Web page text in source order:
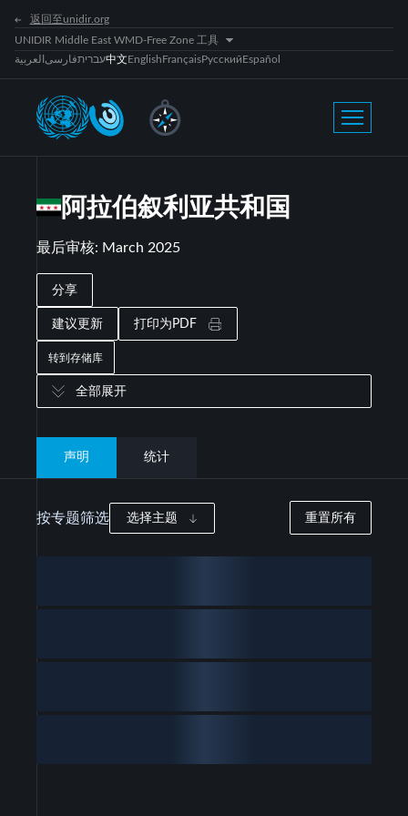
返回至unidir.org
UNIDIR Middle East WMD-Free Zone 工具
العربية فارسیעברית中文EnglishFrançaisРусскийEspañol
阿拉伯叙利亚共和国
最后审核: March 2025
分享
建议更新 打印为PDF
转到存储库
全部展开
声明 统计
按专题筛选 选择主题 重置所有